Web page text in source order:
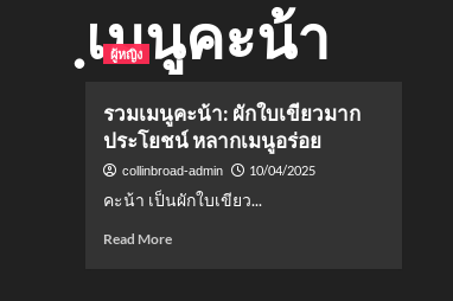
ฺเมนูคะน้า
ผู้หญิง
รวมเมนูคะน้า: ผักใบเขียวมาก
ประโยชน์ หลากเมนูอร่อย
collinbroad-admin 10/04/2025
คะน้า เป็นผักใบเขียว...
Read MoreRead